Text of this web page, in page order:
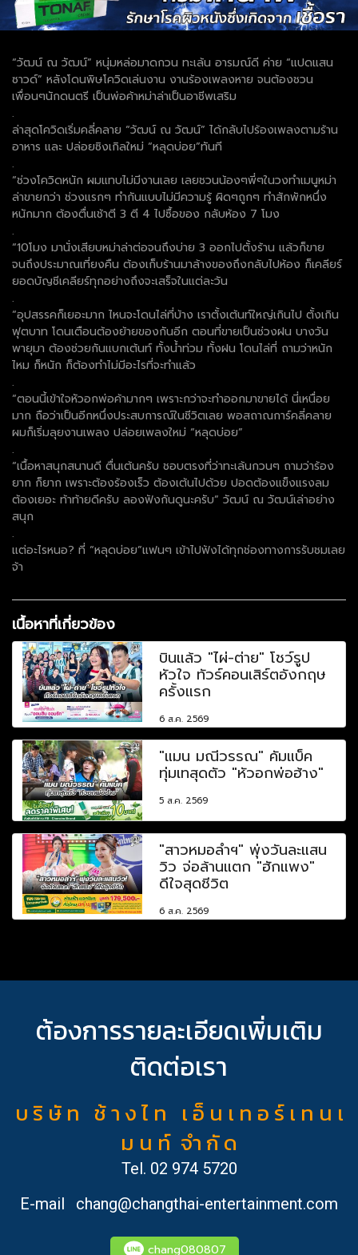
“วัฒน์ ณ วัฒน์” หนุ่มหล่อมาดกวน ทะเล้น อารมณ์ดี ค่าย “แปดแสน
ซาวด์” หลังโดนพิษโควิดเล่นงาน งานร้องเพลงหาย จนต้องชวน
เพื่อนๆนักดนตรี เป็นพ่อค้าหม่าล่าเป็นอาชีพเสริม
.
ล่าสุดโควิดเริ่มคลี่คลาย “วัฒน์ ณ วัฒน์” ได้กลับไปร้องเพลงตามร้าน
อาหาร และ ปล่อยซิงเกิลใหม่ “หลุดบ่อย”ทันที
.
“ช่วงโควิดหนัก ผมแทบไม่มีงานเลย เลยชวนน้องๆพี่ๆในวงทำเมนูหม่า
ล่าขายกว่า ช่วงแรกๆ ทำกันแบบไม่มีความรู้ ผิดๆถูกๆ ทำสักพักหนึ่ง
หนักมาก ต้องตื่นเช้าตี 3 ตี 4 ไปซื้อของ กลับห้อง 7 โมง
.
“10โมง มานั่งเสียบหม่าล่าต่อจนถึงบ่าย 3 ออกไปตั้งร้าน แล้วก็ขาย
จนถึงประมาณเที่ยงคืน ต้องเก็บร้านมาล้างของถึงกลับไปห้อง ก็เคลียร์
ยอดบัญชีเคลียร์ทุกอย่างถึงจะเสร็จในแต่ละวัน
.
“อุปสรรคก็เยอะมาก ไหนจะโดนไล่ที่บ้าง เราตั้งเต้นท์ใหญ่เกินไป ตั้งเกิน
ฟุตบาท โดนเตือนต้องย้ายของกันอีก ตอนที่ขายเป็นช่วงฝน บางวัน
พายุมา ต้องช่วยกันแบกเต้นท์ ทั้งน้ำท่วม ทั้งฝน โดนไล่ที่ ถามว่าหนัก
ไหม ก็หนัก ก็ต้องทำไม่มีอะไรที่จะทำแล้ว
.
“ตอนนี้เข้าใจหัวอกพ่อค้ามากๆ เพราะกว่าจะทำออกมาขายได้ นี่เหนื่อย
มาก ถือว่าเป็นอีกหนึ่งประสบการณ์ในชีวิตเลย พอสถาณการ์คลี่คลาย
ผมก็เริ่มลุยงานเพลง ปล่อยเพลงใหม่ “หลุดบ่อย”
.
“เนื้อหาสนุกสนานดี ตื่นเต้นครับ ชอบตรงที่ว่าทะเล้นกวนๆ ถามว่าร้อง
ยาก ก็ยาก เพราะต้องร้องเร็ว ต้องเต้นไปด้วย ปอดต้องแข็งแรงลม
ต้องเยอะ ท้าท้ายดีครับ ลองฟังกันดูนะครับ” วัฒน์ ณ วัฒน์เล่าอย่าง
สนุก
.
แต่อะไรหนอ? ที่ “หลุดบ่อย”แฟนๆ เข้าไปฟังได้ทุกช่องทางการรับชมเลย
จ้า
เนื้อหาที่เกี่ยวข้อง
บินแล้ว "ไผ่-ต่าย" โชว์รูป
หัวใจ ทัวร์คอนเสิร์ตอังกฤษ
ครั้งแรก
6 ส.ค. 2569
"แมน มณีวรรณ" คัมแบ็ค
ทุ่มเทสุดตัว "หัวอกพ่อฮ้าง"
5 ส.ค. 2569
"สาวหมอลำฯ" พุ่งวันละแสน
วิว จ่อล้านแตก "ฮักแพง"
ดีใจสุดชีวิต
6 ส.ค. 2569
ต้องการรายละเอียดเพิ่มเติม
ติดต่อเรา
บ ริ ษั ท ช้ า ง ไ ท เ อ็ น เ ท อ ร์ เ ท น เ
ม น ท์ จำ กั ด
Tel. 02 974 5720
E-mail
chang@changthai-entertainment.com
chang080807